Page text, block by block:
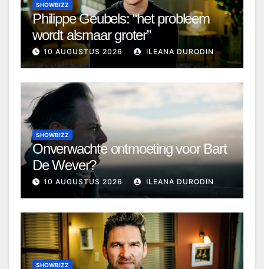
SHOWBIZZ
Philippe Geubels: “het probleem
wordt alsmaar groter”
10 AUGUSTUS 2026 ILEANA DURODIN
SHOWBIZZ
Onverwachte ontmoeting voor Bart
De Wever?
10 AUGUSTUS 2026 ILEANA DURODIN
SHOWBIZZ